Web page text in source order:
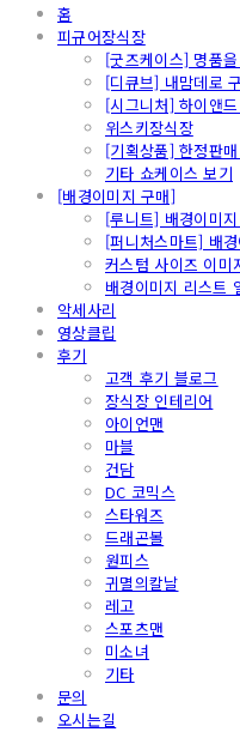
홈
피규어장식장
[굿즈케이스] 명품
[디큐브] 내맘데로
[시그니처] 하이앤
위스키장식장
[기획상품] 한정판
기타 쇼케이스 보기
[배경이미지 구매]
[루니트] 배경이미
[퍼니처스마트] 배
커스텀 사이즈 이미
배경이미지 리스트
악세사리
영상클립
후기
고객 후기 블로그
장식장 인테리어
아이언맨
마블
건담
DC 코믹스
스타워즈
드래곤볼
원피스
귀멸의칼날
레고
스포츠맨
미소녀
기타
문의
오시는길